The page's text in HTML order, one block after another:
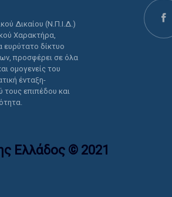
Δικαίου (Ν.Π.Ι.Δ.)
Χαρακτήρα,
δίκτυο
προσφέρει σε όλα
ομογενείς του
ένταξη-
επιπέδου και
Ελλάδoς © 2021